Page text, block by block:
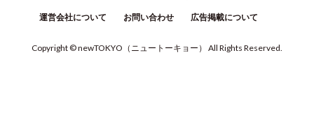
運営会社について お問い合わせ 広告掲載について
Copyright © newTOKYO （ ニュートーキョー ） All Rights Reserved.